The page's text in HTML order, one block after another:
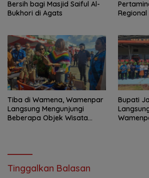
Bersih bagi Masjid Saiful Al-
Bukhori di Agats
Regional
Tiba di Wamena, Wamenpar
Langsung Mengunjungi
Beberapa Objek Wisata
Bupati
Tinggalkan Balasan